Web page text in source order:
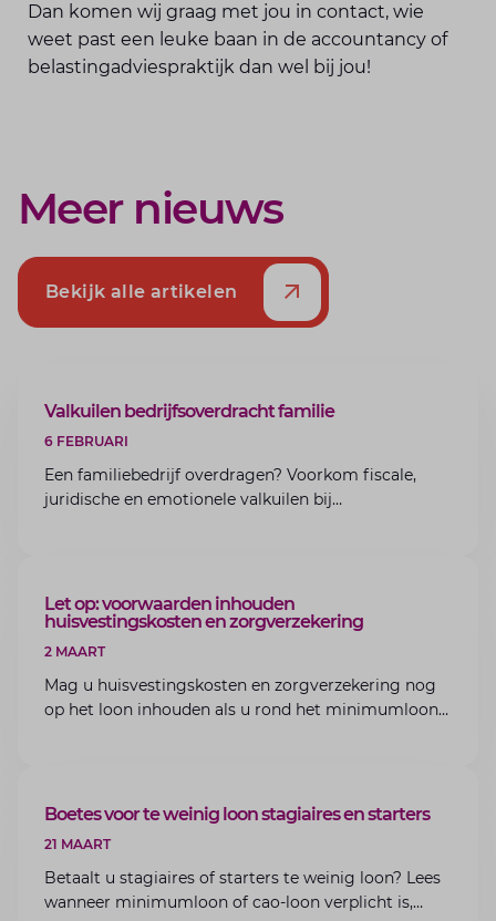
Dan komen wij graag met jou in contact, wie
weet past een leuke baan in de accountancy of
belastingadviespraktijk dan wel bij jou!
Meer nieuws
Bekijk alle artikelen
ARTIKEL
Valkuilen bedrijfsoverdracht familie
6 FEBRUARI
Een familiebedrijf overdragen? Voorkom fiscale,
juridische en emotionele valkuilen bij
ARTIKEL
Let op: voorwaarden inhouden
huisvestingskosten en zorgverzekering
2 MAART
Mag u huisvestingskosten en zorgverzekering nog
op het loon inhouden als u rond het minimumloon
ARTIKEL
Boetes voor te weinig loon stagiaires en starters
21 MAART
Betaalt u stagiaires of starters te weinig loon? Lees
wanneer minimumloon of cao-loon verplicht is,